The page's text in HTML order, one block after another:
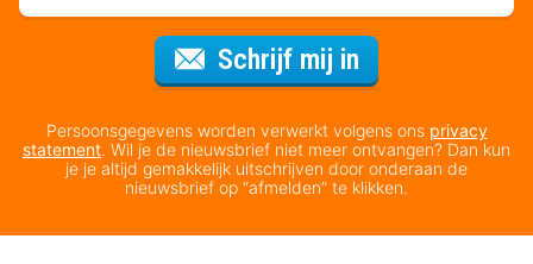
Schrijf mij in
Persoonsgegevens worden verwerkt volgens ons privacy
statement. Wil je de nieuwsbrief niet meer ontvangen? Dan kun
je je altijd gemakkelijk uitschrijven door onderaan de
nieuwsbrief op “afmelden” te klikken.